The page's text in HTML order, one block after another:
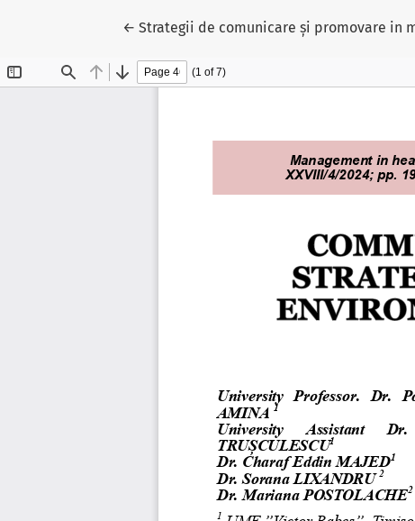
← Reveniți la detaliile articolului
Strategii de comunicare și promovare in